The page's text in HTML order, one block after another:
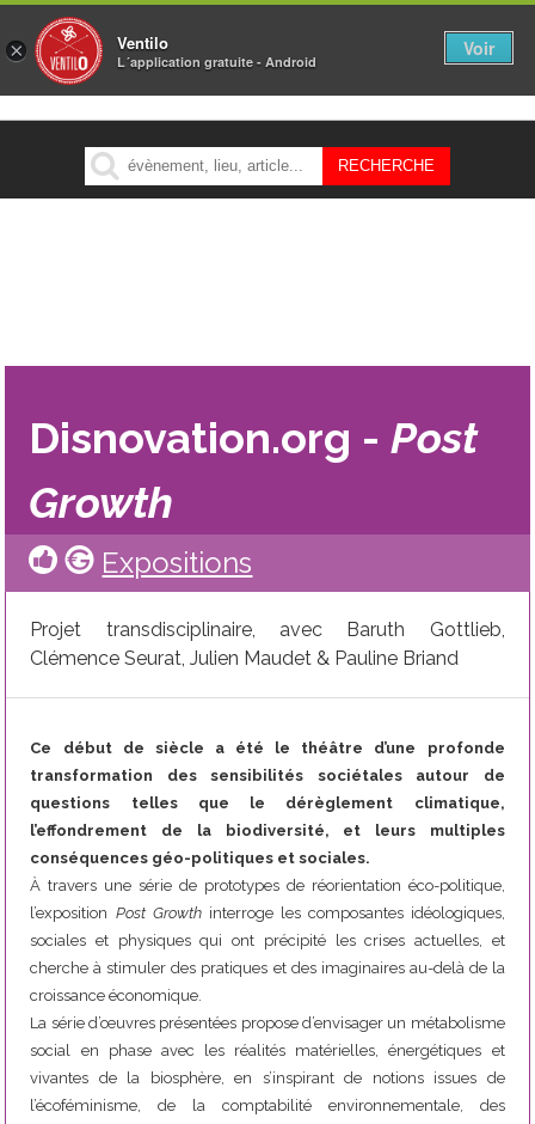
MENU
Disnovation.org -Post
Growth
Expositions
Projet transdisciplinaire, avec Baruth Gottlieb,
Clémence Seurat, Julien Maudet & Pauline Briand
Ce début de siècle a été le théâtre d’une profonde
transformation des sensibilités sociétales autour de
questions telles que le dérèglement climatique,
l’effondrement de la biodiversité, et leurs multiples
conséquences géo-politiques et sociales.
À travers une série de prototypes de réorientation éco-politique,
l’exposition Post Growth interroge les composantes idéologiques,
sociales et physiques qui ont précipité les crises actuelles, et
cherche à stimuler des pratiques et des imaginaires au-delà de la
croissance économique.
La série d’œuvres présentées propose d’envisager un métabolisme
social en phase avec les réalités matérielles, énergétiques et
vivantes de la biosphère, en s’inspirant de notions issues de
l’écoféminisme, de la comptabilité environnementale, des
× Ventilo
L´application gratuite - Android
Voir